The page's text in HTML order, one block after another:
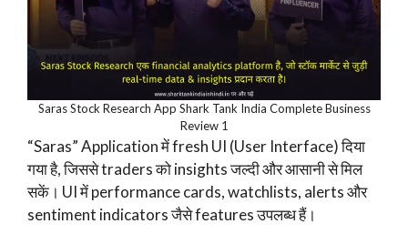
Saras Stock Research App Shark Tank India Complete Business
Review 1
“Saras” Application में fresh UI (User Interface) दिया
गया है, जिससे traders को insights जल्दी और आसानी से मिल
सकें। UI में performance cards, watchlists, alerts और
sentiment indicators जैसे features उपलब्ध हैं।